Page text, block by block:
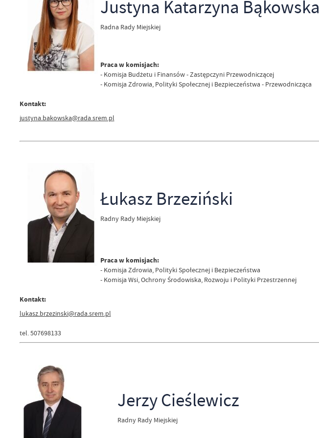
Justyna Katarzyna Bąkowska
Radna Rady Miejskiej
Praca w komisjach:
- Komisja Budżetu i Finansów - Zastępczyni Przewodniczącej
- Komisja Zdrowia, Polityki Społecznej i Bezpieczeństwa - Przewodnicząca
Kontakt:
justyna.bakowska@rada.srem.pl
Łukasz Brzeziński
Radny Rady Miejskiej
Praca w komisjach:
- Komisja Zdrowia, Polityki Społecznej i Bezpieczeństwa
- Komisja Wsi, Ochrony Środowiska, Rozwoju i Polityki Przestrzennej
Kontakt:
lukasz.brzezinski@rada.srem.pl
tel. 507698133
Jerzy Cieślewicz
Radny Rady Miejskiej